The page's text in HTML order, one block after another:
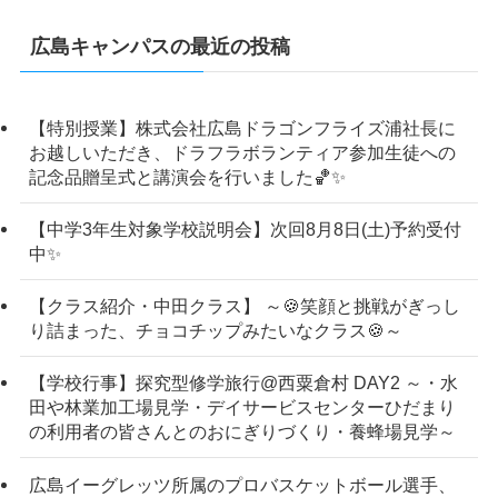
広島キャンパスの最近の投稿
【特別授業】株式会社広島ドラゴンフライズ浦社長に
お越しいただき、ドラフラボランティア参加生徒への
記念品贈呈式と講演会を行いました🏀✨
【中学3年生対象学校説明会】次回8月8日(土)予約受付
中✨
【クラス紹介・中田クラス】 ～🍪笑顔と挑戦がぎっし
り詰まった、チョコチップみたいなクラス🍪～
【学校行事】探究型修学旅行@西粟倉村 DAY2 ～・水
田や林業加工場見学・デイサービスセンターひだまり
の利用者の皆さんとのおにぎりづくり・養蜂場見学～
広島イーグレッツ所属のプロバスケットボール選手、